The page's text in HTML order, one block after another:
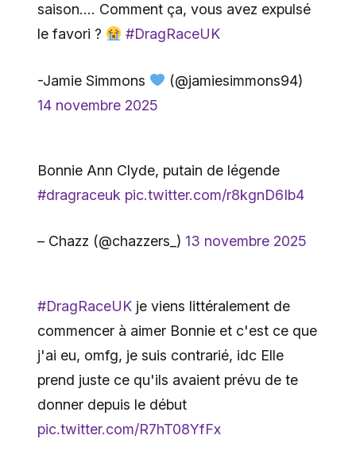
saison…. Comment ça, vous avez expulsé
le favori ?
#DragRaceUK
-Jamie Simmons
(@jamiesimmons94)
14 novembre 2025
Bonnie Ann Clyde, putain de légende
#dragraceuk pic.twitter.com/r8kgnD6Ib4
– Chazz (@chazzers_) 13 novembre 2025
#DragRaceUKje viens littéralement de
commencer à aimer Bonnie et c'est ce que
j'ai eu, omfg, je suis contrarié, idc Elle
prend juste ce qu'ils avaient prévu de te
donner depuis le début
pic.twitter.com/R7hT08YfFx